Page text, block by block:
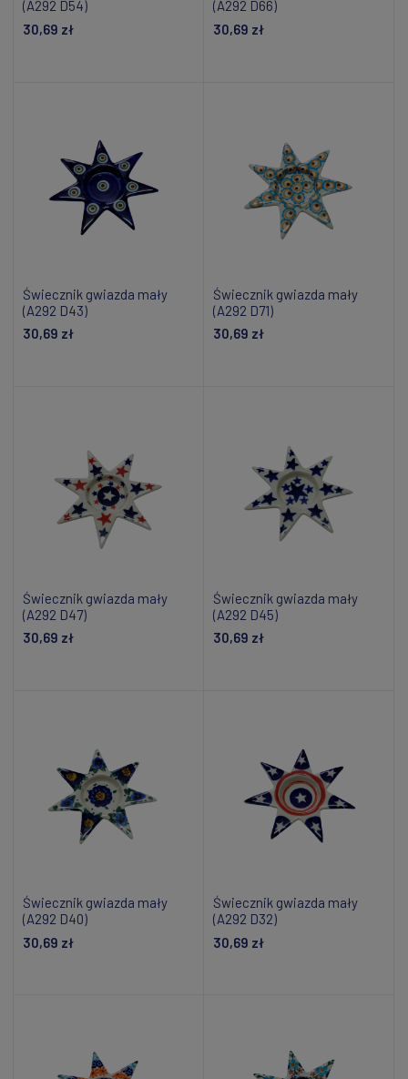
(A292 D54)
30,69 zł
(A292 D66)
30,69 zł
Świecznik gwiazda mały
(A292 D43)
30,69 zł
Świecznik gwiazda mały
(A292 D71)
30,69 zł
Świecznik gwiazda mały
(A292 D47)
30,69 zł
Świecznik gwiazda mały
(A292 D45)
30,69 zł
Świecznik gwiazda mały
(A292 D40)
30,69 zł
Świecznik gwiazda mały
(A292 D32)
30,69 zł